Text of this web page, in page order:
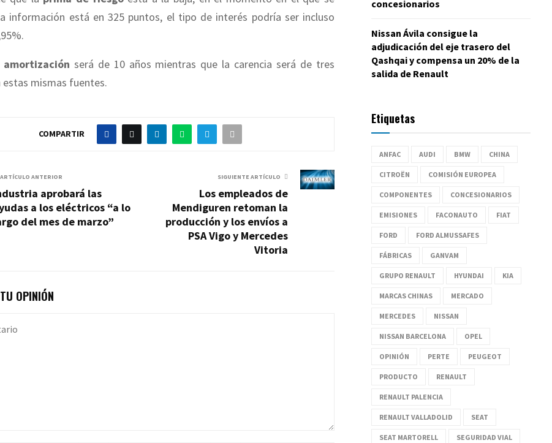
información está en 325 puntos, el tipo de interés podría ser incluso
amortización será de 10 años mientras que la carencia será de tres
estas mismas fuentes.
COMPARTIR
ARTÍCULO ANTERIOR
aprobará las
a los eléctricos “a lo
del mes de marzo”
SIGUIENTE ARTÍCULO
Los empleados de
Mendiguren retoman la
producción y los envíos a
PSA Vigo y Mercedes
Vitoria
OPINIÓN
concesionarios
Nissan Ávila consigue la
adjudicación del eje trasero del
Qashqai y compensa un 20% de la
salida de Renault
Etiquetas
ANFAC AUDI BMW CHINA
CITROËN COMISIÓN EUROPEA
COMPONENTES CONCESIONARIOS
EMISIONES FACONAUTO FIAT
FORD FORD ALMUSSAFES
FÁBRICAS GANVAM
GRUPO RENAULT HYUNDAI KIA
MARCAS CHINAS MERCADO
MERCEDES NISSAN
NISSAN BARCELONA OPEL
OPINIÓN PERTE PEUGEOT
PRODUCTO RENAULT
RENAULT PALENCIA
RENAULT VALLADOLID SEAT
SEAT MARTORELL SEGURIDAD VIAL